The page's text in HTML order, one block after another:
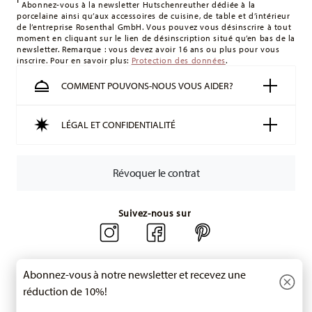
montant minimum de commande est de 135 £. La livraison
est offerte.
Suisse : Les livraisons en Suisse sont gratuites à partir de
49,90 CHF. Pour toute commande inférieure à 49,90 CHF, les
Suivi :
Vous recevrez un code de suivi par e-mail dès que
Délai de livraison en France : 5-7 jours ouvrables pour les
articles en stock. Vous pouvez consulter les délais de
Pour les retours, veuillez utiliser notre
Abonnez-vous à la newsletter Hutschenreuther dédiée à la
porcelaine ainsi qu’aux accessoires de cuisine, de table et d’intérieur
de l’entreprise Rosenthal GmbH. Vous pouvez vous désinscrire à tout
moment en cliquant sur le lien de désinscription situé qu’en bas de la
newsletter. Remarque : vous devez avoir 16 ans ou plus pour vous
inscrire. Pour en savoir plus: Protection des données.
COMMENT POUVONS-NOUS VOUS AIDER?
LÉGAL ET CONFIDENTIALITÉ
Révoquer le contrat
Suivez-nous sur
Abonnez-vous à notre newsletter et recevez une
réduction de 10%!